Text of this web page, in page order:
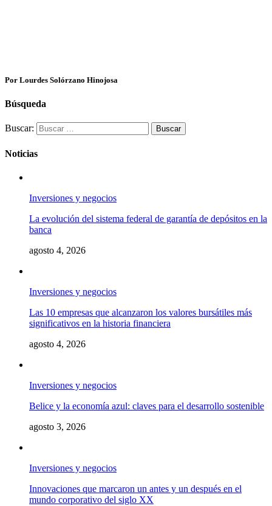
Por Lourdes Solórzano Hinojosa
Búsqueda
Buscar:
Noticias
Inversiones y negocios
La evolución del sistema federal de garantía de depósitos en la
banca
agosto 4, 2026
Inversiones y negocios
Las 10 empresas que alcanzaron los valores bursátiles más
significativos en la historia financiera
agosto 4, 2026
Inversiones y negocios
Belice y la economía azul: claves para el desarrollo sostenible
agosto 3, 2026
Inversiones y negocios
Innovaciones que marcaron un antes y un después en el
mundo corporativo del siglo XX